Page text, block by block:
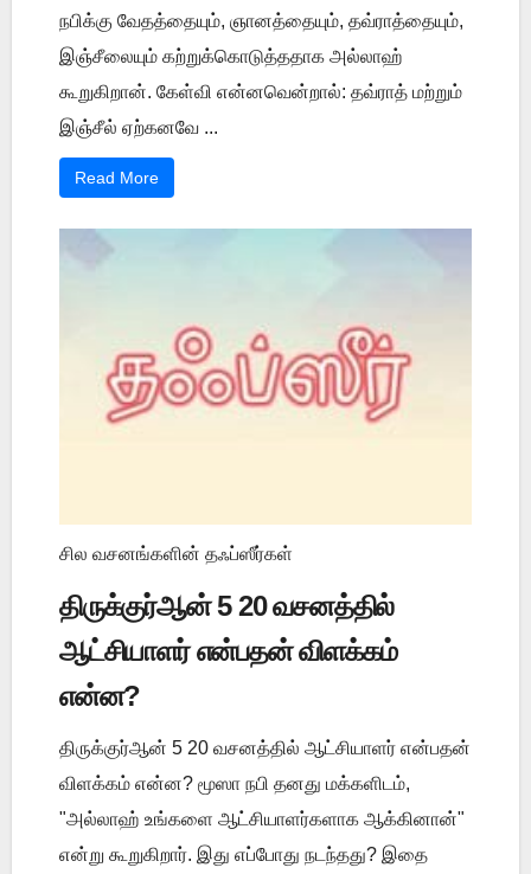
நபிக்கு வேதத்தையும், ஞானத்தையும், தவ்ராத்தையும்,
இஞ்சீலையும் கற்றுக்கொடுத்ததாக அல்லாஹ்
கூறுகிறான். கேள்வி என்னவென்றால்: தவ்ராத் மற்றும்
இஞ்சீல் ஏற்கனவே ...
Read More
சில வசனங்களின் தஃப்ஸீர்கள்
திருக்குர்ஆன் 5 20 வசனத்தில்
ஆட்சியாளர் என்பதன் விளக்கம்
என்ன?
திருக்குர்ஆன் 5 20 வசனத்தில் ஆட்சியாளர் என்பதன்
விளக்கம் என்ன? மூஸா நபி தனது மக்களிடம்,
"அல்லாஹ் உங்களை ஆட்சியாளர்களாக ஆக்கினான்"
என்று கூறுகிறார். இது எப்போது நடந்தது? இதை